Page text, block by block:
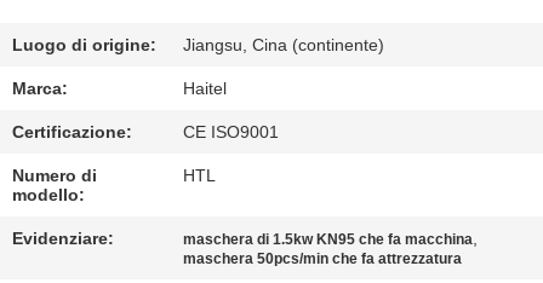
DI
QUALITÀ
CONTATTICI
RICHIEDA
Luogo di origine: Jiangsu, Cina (continente)
Marca: Haitel
Certificazione: CE ISO9001
Numero di
modello:
HTL
Evidenziare: maschera di 1.5kw KN95 che fa macchina,
maschera 50pcs/min che fa attrezzatura